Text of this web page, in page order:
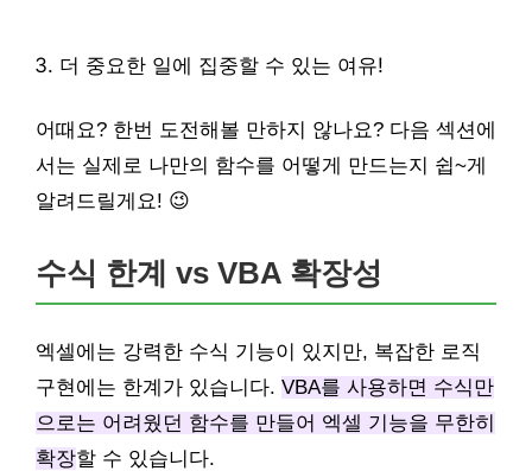
더 중요한 일에 집중할 수 있는 여유!
어때요? 한번 도전해볼 만하지 않나요? 다음 섹션에
서는 실제로 나만의 함수를 어떻게 만드는지 쉽~게
알려드릴게요! 😉
수식 한계 vs VBA 확장성
엑셀에는 강력한 수식 기능이 있지만, 복잡한 로직
구현에는 한계가 있습니다. VBA를 사용하면 수식만
으로는 어려웠던 함수를 만들어 엑셀 기능을 무한히
확장할 수 있습니다.